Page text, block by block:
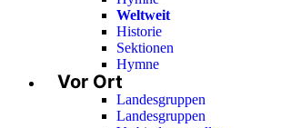
Weltweit
Historie
Sektionen
Hymne
Vor Ort
Landesgruppen
Landesgruppen